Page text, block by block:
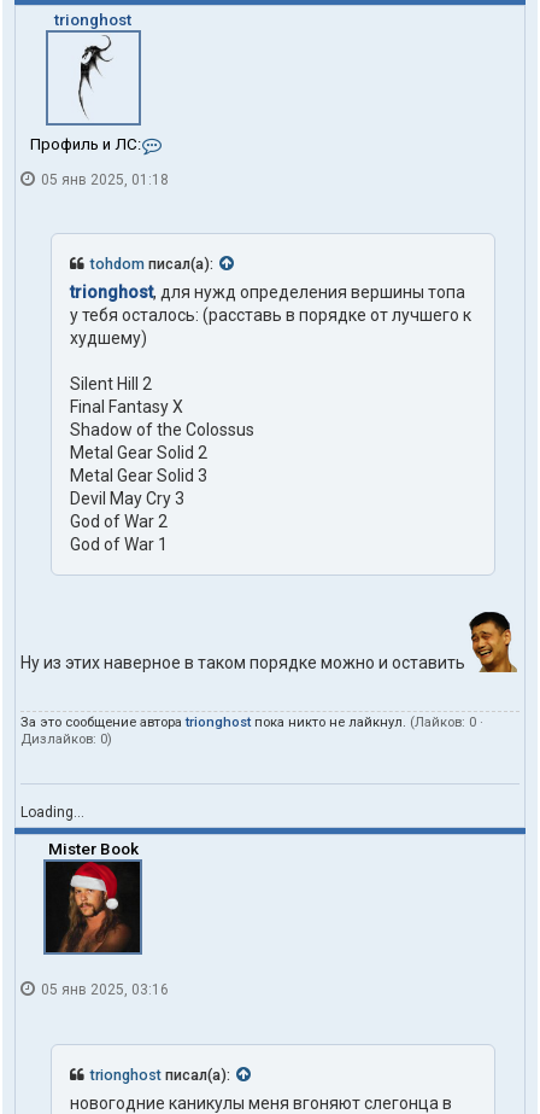
trionghost
Профиль и ЛС:
н
к
т
п
о
в
а
т
е
л
я
t
o
05 янв 2025, 01:18
tohdom писал(а):
trionghost, для нужд определения вершины топа
у тебя осталось: (расставь в порядке от лучшего к
худшему)
Silent Hill 2
Final Fantasy X
Shadow of the Colossus
Metal Gear Solid 2
Metal Gear Solid 3
Devil May Cry 3
God of War 2
God of War 1
Ну из этих наверное в таком порядке можно и оставить
За это сообщение автораtrionghostпока никто не лайкнул. (Лайков: 0 ·
Дизлайков: 0)
Loading...
Mister Book
05 янв 2025, 03:16
trionghost писал(а):
новогодние каникулы меня вгоняют слегонца в